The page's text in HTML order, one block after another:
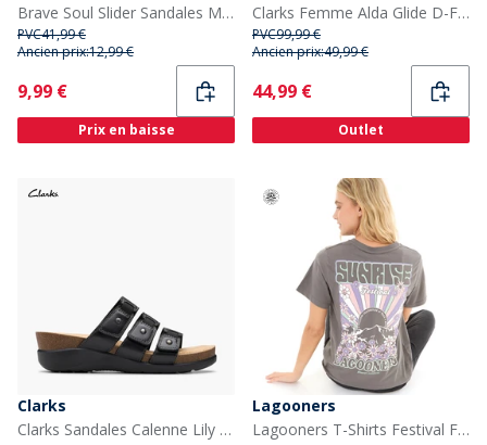
Brave Soul Slider Sandales Mae Femme Ecru
PVC41,99 €
Ancien prix:12,99 €
Current
9,99 €
Prix en baisse
Clarks Femme Alda Glide D-Fit Claquettes Noir
PVC99,99 €
Ancien prix:49,99 €
Current
44,99 €
Outlet
Clarks
Clarks Sandales Calenne Lily D-Fit Femme Noir
Lagooners
Lagooners T-Shirts Festival Femme Gris